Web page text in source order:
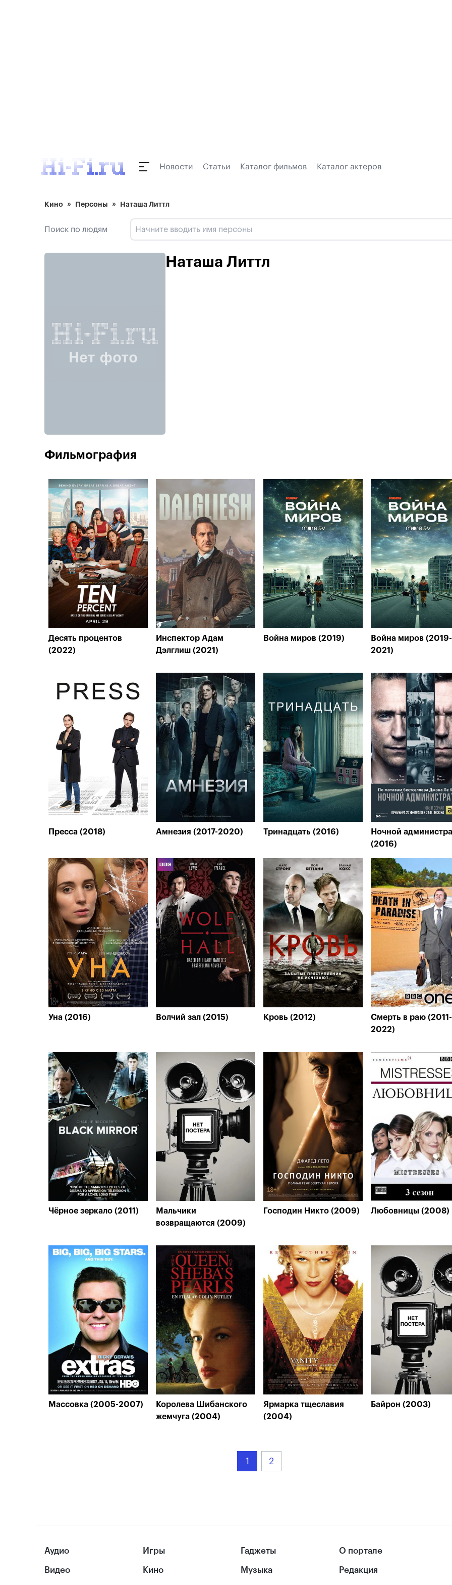
Новости Статьи Каталог фильмов Каталог актеров
Кино Персоны Наташа Литтл
Поиск по людям
Наташа Литтл
Фильмография
Десять процентов
(2022)
Инспектор Адам
Дэлглиш (2021)
Война миров (2019)
Война миров (2019-
2021)
Пресса (2018) Амнезия (2017-2020) Тринадцать (2016)
Ночной
(2016)
Уна (2016) Волчий зал (2015) Кровь (2012)
Смерть в раю (2011-
2022)
Чёрное зеркало (2011)
Мальчики
возвращаются (2009)
Господин Никто (2009) Любовницы (2008)
Массовка (2005-2007)
Королева Шибанского
жемчуга (2004)
Ярмарка тщеславия
(2004)
Байрон (2003)
1 2
Аудио
Видео
Игры
Кино
Гаджеты
Музыка
О портале
Редакция